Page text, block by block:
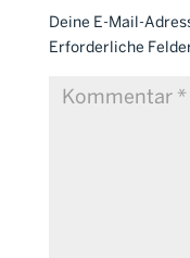
Deine E-Mail-
Erforderliche